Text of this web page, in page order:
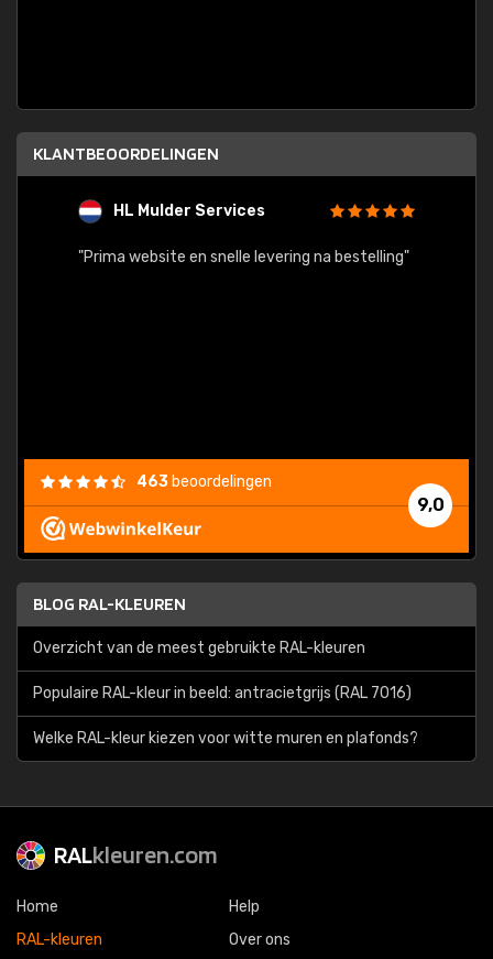
KLANTBEOORDELINGEN
HL Mulder Services
"Prima website en snelle levering na bestelling"
9,0
463 beoordelingen
BLOG RAL-KLEUREN
Overzicht van de meest gebruikte RAL-kleuren
Populaire RAL-kleur in beeld: antracietgrijs (RAL 7016)
Welke RAL-kleur kiezen voor witte muren en plafonds?
RALkleuren.com
Home
RAL-kleuren
Help
Over ons